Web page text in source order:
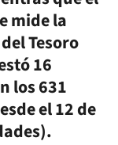
mide la
Tesoro
16
los 631
el 12 de